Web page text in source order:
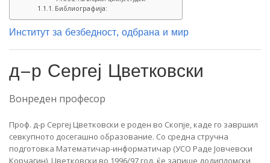
Библиографија:
Институт за безбедност, одбрана и мир
д–р Сергеј Цветковски
Вонреден професор
Проф. д-р Сергеј Цветковски е роден во Скопје, каде го завршил
севкупното досегашно образование. Со средна стручна
подготовка Математичар-информатичар (УСО Раде Јовчевски
Корчагин), Цветковски во 1996/97 год. ќе запише додипломски